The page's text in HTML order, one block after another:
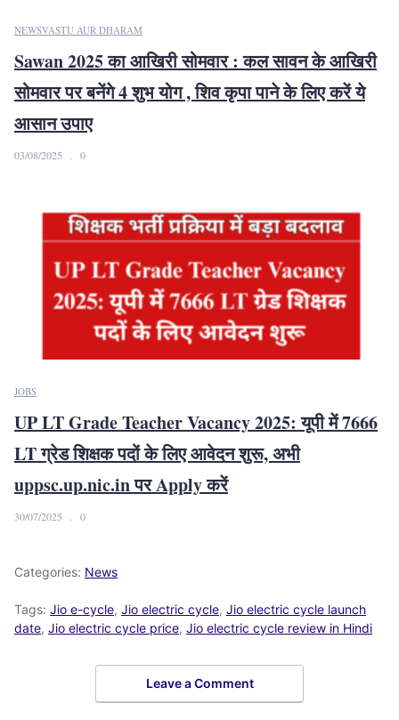
NEWSVASTU AUR DHARAM
Sawan 2025 का आखिरी सोमवार : कल सावन के आखिरी
सोमवार पर बनेंगे 4 शुभ योग , शिव कृपा पाने के लिए करें ये
आसान उपाए
03/08/2025 0
JOBS
UP LT Grade Teacher Vacancy 2025: यूपी में 7666
LT ग्रेड शिक्षक पदों के लिए आवेदन शुरू, अभी
uppsc.up.nic.in पर Apply करें
30/07/2025 0
Categories: News
Tags: Jio e-cycle, Jio electric cycle, Jio electric cycle launch
date, Jio electric cycle price, Jio electric cycle review in Hindi
Leave a Comment